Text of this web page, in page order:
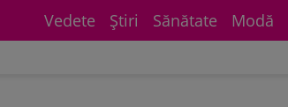
Vedete Știri Sănătate Modă